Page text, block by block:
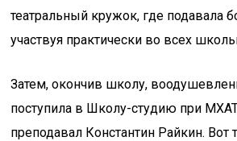
театральный кружок, где подавала
участвуя практически во всех
Затем, окончив школу,
поступила в Школу-студию при
преподавал Константин Райкин. Вот